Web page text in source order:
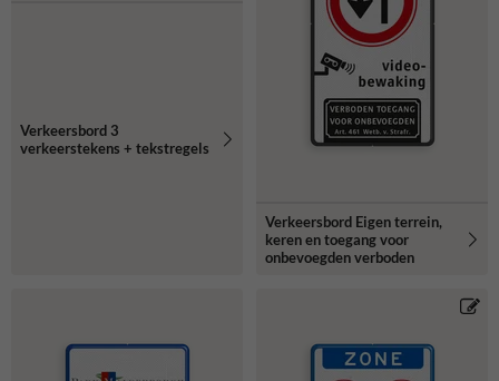
Verkeersbord 3
verkeerstekens + tekstregels
Verkeersbord Eigen terrein,
keren en toegang voor
onbevoegden verboden